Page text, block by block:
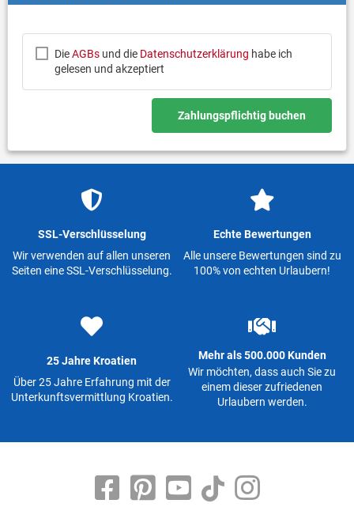
DieAGBsund die Datenschutzerklärung habe ich
gelesen und akzeptiert
Zahlungspflichtig buchen
SSL-Verschlüsselung
Wir verwenden auf allen unseren
Seiten eine SSL-Verschlüsselung.
Echte Bewertungen
Alle unsere Bewertungen sind zu
100% von echten Urlaubern!
25 Jahre Kroatien
Über 25 Jahre Erfahrung mit der
Unterkunftsvermittlung Kroatien.
Mehr als 500.000 Kunden
Wir möchten, dass auch Sie zu
einem dieser zufriedenen
Urlaubern werden.